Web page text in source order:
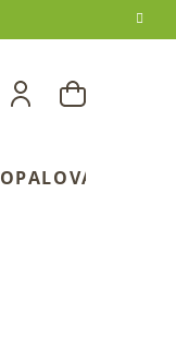
NÁKUPNÍ
OPALOVANÍ